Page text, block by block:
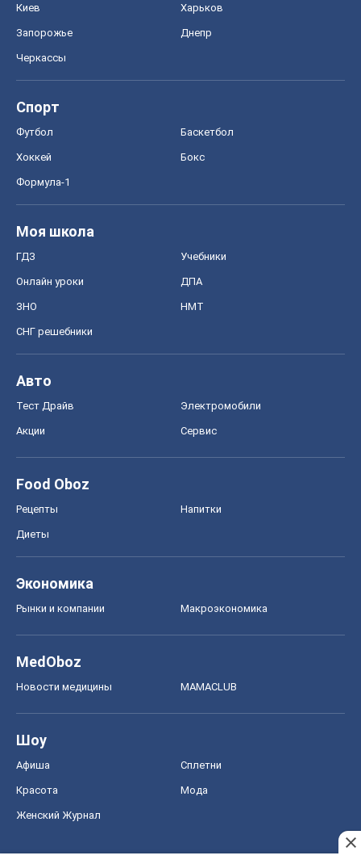
Киев Харьков
Запорожье Днепр
Черкассы
Спорт
Футбол Баскетбол
Хоккей Бокс
Формула-1
Моя школа
ГДЗ Учебники
Онлайн уроки ДПА
ЗНО НМТ
СНГ решебники
Авто
Тест Драйв Электромобили
Акции Сервис
Food Oboz
Рецепты Напитки
Диеты
Экономика
Рынки и компании Mакроэкономика
MedOboz
Новости медицины MAMACLUB
Шоу
Афиша Сплетни
Красота Мода
Женский Журнал